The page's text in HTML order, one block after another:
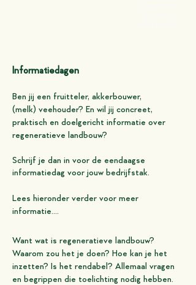
Informatiedagen
Ben jij een fruitteler, akkerbouwer,
(melk) veehouder? En wil jij concreet,
praktisch en doelgericht informatie over
regeneratieve landbouw?
Schrijf je dan in voor de eendaagse
informatiedag voor jouw bedrijfstak.
Lees hieronder verder voor meer
informatie....
Want wat is regeneratieve landbouw?
Waarom zou het je doen? Hoe kan je het
inzetten? Is het rendabel? Allemaal vragen
en begrippen die toelichting nodig hebben.